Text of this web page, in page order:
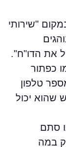
"שירותי
את הדו"ח".
כפתור
טלפון
יכול
סתם
במה